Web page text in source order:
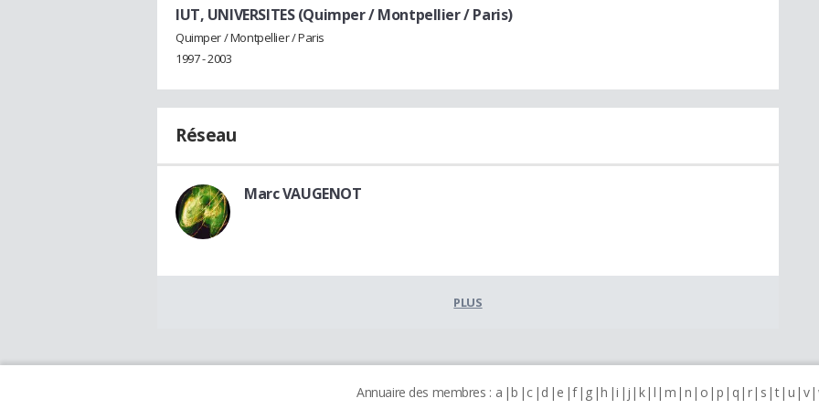
IUT, UNIVERSITES (Quimper / Montpellier / Paris)
Quimper / Montpellier / Paris
1997 - 2003
Réseau
Marc VAUGENOT
PLUS
Annuaire des membres : a b c d e f g h i j k l m n o p q r s t u v